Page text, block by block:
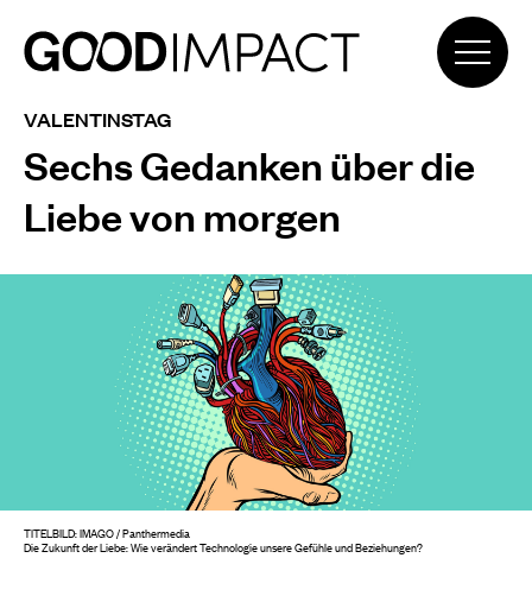
VALENTINSTAG
Sechs Gedanken über die
Liebe von morgen
TITELBILD: IMAGO / Panthermedia
Die Zukunft der Liebe: Wie verändert Technologie unsere Gefühle und Beziehungen?